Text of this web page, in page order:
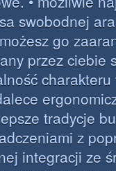
swobodnej
go
przez ciebie
tradycje
z
integracji ze